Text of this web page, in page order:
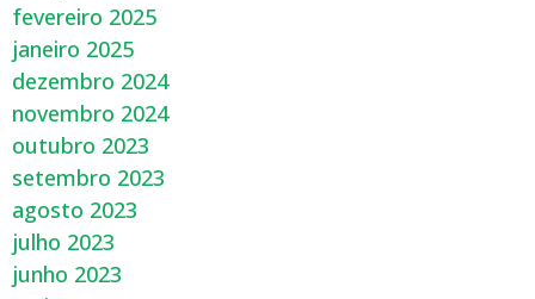
fevereiro 2025
janeiro 2025
dezembro 2024
novembro 2024
outubro 2023
setembro 2023
agosto 2023
julho 2023
junho 2023